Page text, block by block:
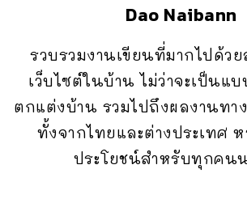
Dao Naibann
รวบรวมงานเขียนที่มากไปด้วย
เว็บไซต์ในบ้าน ไม่ว่าจะเป็นแ
ตกแต่งบ้าน รวมไปถึงผลงานทา
ทั้งจากไทยและต่างประเทศ ห
ประโยชน์สำหรับทุกคนน